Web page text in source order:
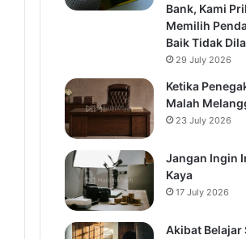
Bank, Kami
Memilih
Baik Tidak
29 July 2026
Ketika
Malah
23 July 2026
Jangan Ingin
Kaya
17 July 2026
Akibat Belajar